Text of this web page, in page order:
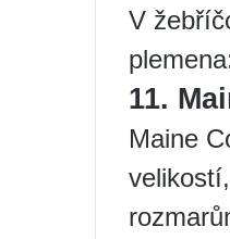
V
11.
Maine